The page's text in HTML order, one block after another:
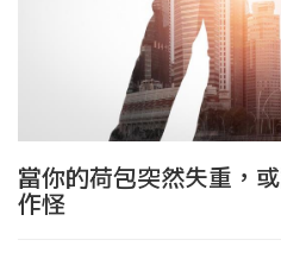
當你的荷包突然失重，
作怪